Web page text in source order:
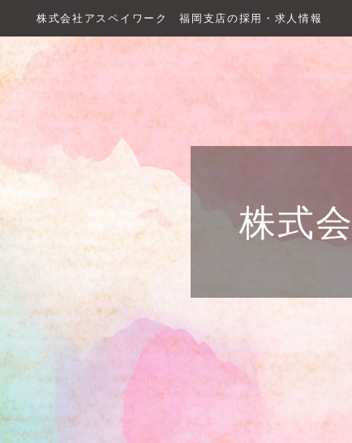
株式会社アスペイワーク 福岡支店の採用・求人情報
株式